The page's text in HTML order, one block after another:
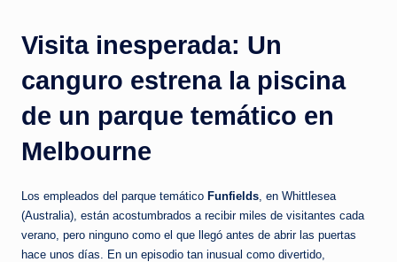
c
i
a
s
a
l
i
n
Visita inesperada: Un
canguro estrena la piscina
de un parque temático en
Melbourne
Los empleados del parque temático Funfields , en Whittlesea
(Australia), están acostumbrados a recibir miles de visitantes cada
verano, pero ninguno como el que llegó antes de abrir las puertas
hace unos días. En un episodio tan inusual como divertido,